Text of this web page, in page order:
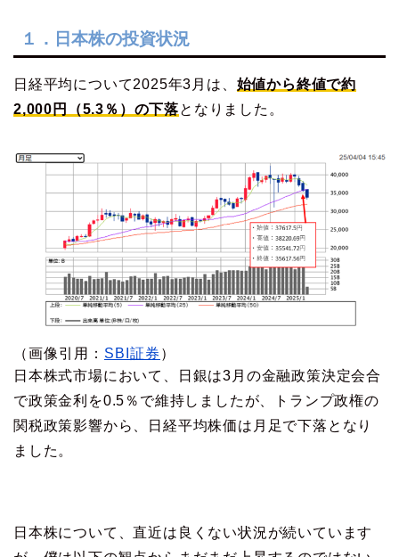
１．日本株の投資状況
日経平均について2025年3月は、 始値から終値で約
2,000円（5.3％）の下落となりました。
（画像引用： SBI証券 ）
日本株式市場において、日銀は3月の金融政策決定会合
で政策金利を0.5％で維持しましたが、トランプ政権の
関税政策影響から、日経平均株価は月足で下落となり
ました。
日本株について、直近は良くない状況が続いています